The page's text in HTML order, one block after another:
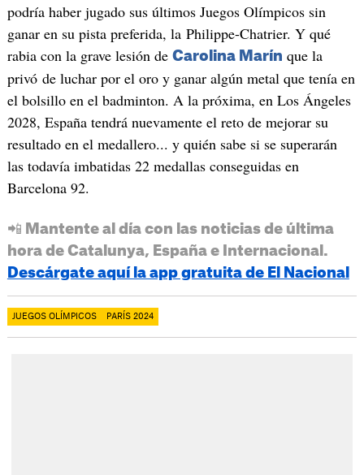
podría haber jugado sus últimos Juegos Olímpicos sin
ganar en su pista preferida, la Philippe-Chatrier. Y qué
rabia con la grave lesión de Carolina Marín que la
privó de luchar por el oro y ganar algún metal que tenía en
el bolsillo en el badminton. A la próxima, en Los Ángeles
2028, España tendrá nuevamente el reto de mejorar su
resultado en el medallero... y quién sabe si se superarán
las todavía imbatidas 22 medallas conseguidas en
Barcelona 92.
📲 Mantente al día con las noticias de última
hora de Catalunya, España e Internacional.
Descárgate aquí la app gratuita de El Nacional
JUEGOS OLÍMPICOS PARÍS 2024